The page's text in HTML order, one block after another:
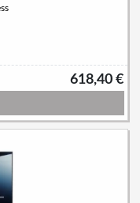
618,40 €